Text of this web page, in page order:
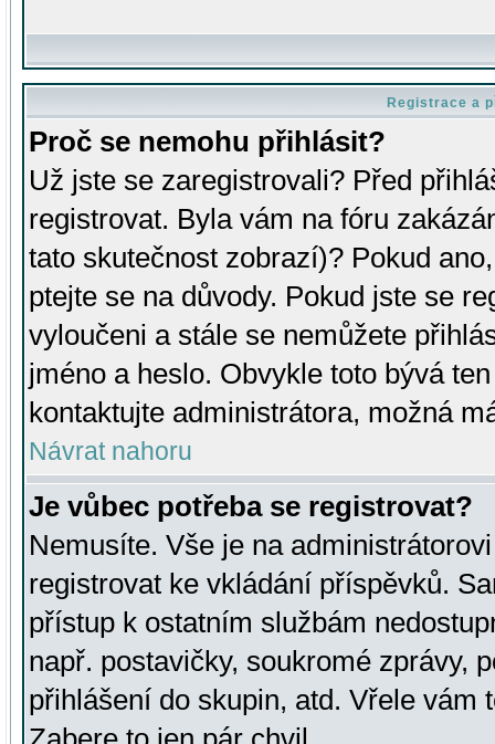
Registrace a
Proč se nemohu přihlásit?
Už jste se zaregistrovali? Před
registrovat. Byla vám na fóru
tato skutečnost zobrazí)? Pokud
ptejte se na důvody. Pokud jste se
vyloučeni a stále se nemůžete
jméno a heslo. Obvykle toto bývá
kontaktujte administrátora, možná
Návrat nahoru
Je vůbec potřeba se registrovat?
Nemusíte. Vše je na
registrovat ke vkládání příspěvků.
přístup k ostatním službám
např. postavičky, soukromé zprávy,
přihlášení do skupin, atd. Vřele vám